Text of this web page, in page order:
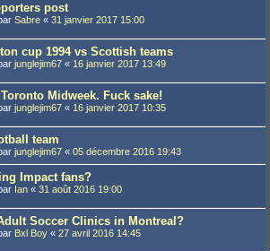
post
Sabre « 31 janvier 2017 15:00
cup 1994 vs Scottish teams
junglejim67 « 16 janvier 2017 13:49
Midweek. Fuck sake!
junglejim67 « 16 janvier 2017 10:35
team
junglejim67 « 05 décembre 2016 19:43
Impact fans?
Ian « 31 août 2016 19:00
Soccer Clinics in Montreal?
Bxl Boy « 27 avril 2016 14:45